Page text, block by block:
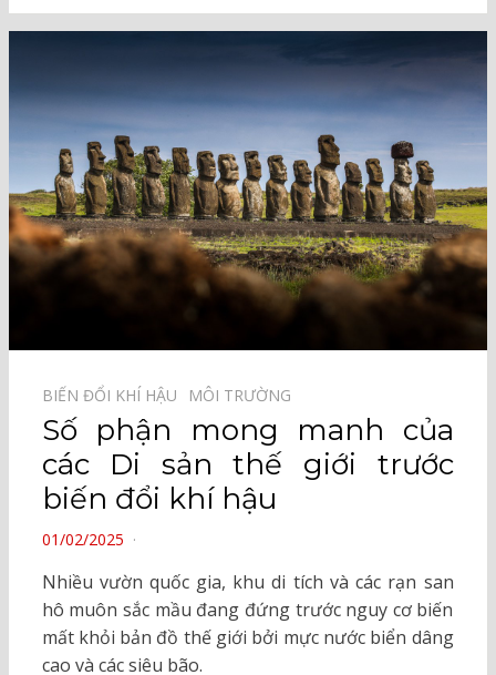
BIẾN ĐỔI KHÍ HẬU⠀ MÔI TRƯỜNG⠀
Số phận mong manh của
các Di sản thế giới trước
biến đổi khí hậu
POSTED
01/02/2025
Nhiều vườn quốc gia, khu di tích và các rạn san
hô muôn sắc mầu đang đứng trước nguy cơ biến
mất khỏi bản đồ thế giới bởi mực nước biển dâng
cao và các siêu bão.